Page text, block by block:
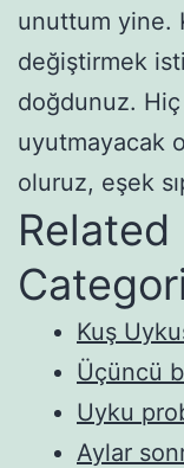
unuttum yine.
değiştirmek
doğdunuz.
uyutmayacak
oluruz, eşek
Kuş
Üçüncü
Uyku
Aylar